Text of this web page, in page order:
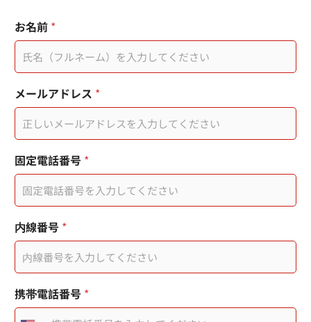
内
線
番
号
携
帯
電
話
番
号
分
機
P
面
連
結
お名前 *
メールアドレス *
固定電話番号 *
内線番号 *
携帯電話番号 *